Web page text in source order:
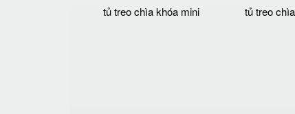
tủ treo chìa khóa mini
tủ treo